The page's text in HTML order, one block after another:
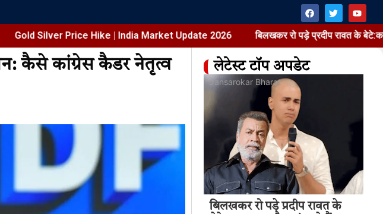
Price Hike | India Market Update 2026 बिलखकर रो पड़े प्रदीप रावत के बेटे:कहा- हाथ-
कैसे कांग्रेस कैडर नेतृत्व
लेटेस्ट टॉप अपडेट
से पैसे
Gold Silver Price Hike |
Jansarokar Bharat
बिलखकर रो पड़े प्रदीप रावत के